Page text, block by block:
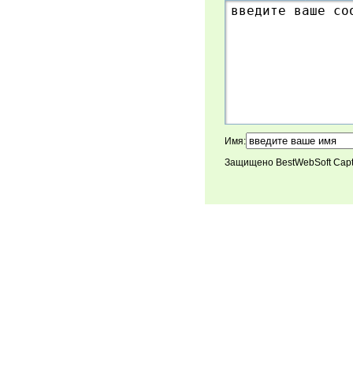
Имя:
Защищено BestWebSoft